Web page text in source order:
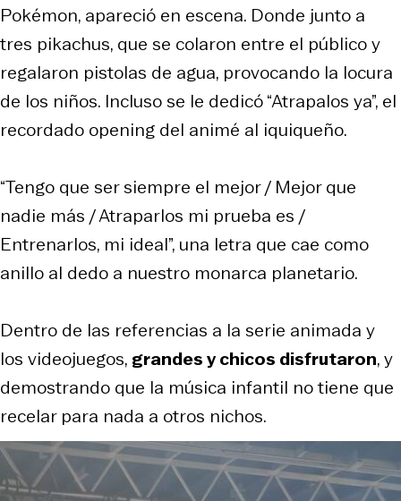
Pokémon, apareció en escena. Donde junto a
tres pikachus, que se colaron entre el público y
regalaron pistolas de agua, provocando la locura
de los niños. Incluso se le dedicó “Atrapalos ya”, el
recordado opening del animé al iquiqueño.
“Tengo que ser siempre el mejor / Mejor que
nadie más / Atraparlos mi prueba es /
Entrenarlos, mi ideal”, una letra que cae como
anillo al dedo a nuestro monarca planetario.
Dentro de las referencias a la serie animada y
los videojuegos, grandes y chicos disfrutaron, y
demostrando que la música infantil no tiene que
recelar para nada a otros nichos.